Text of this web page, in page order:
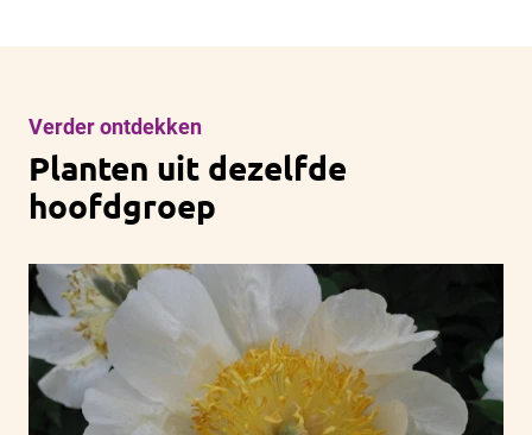
Verder ontdekken
Planten uit dezelfde
hoofdgroep